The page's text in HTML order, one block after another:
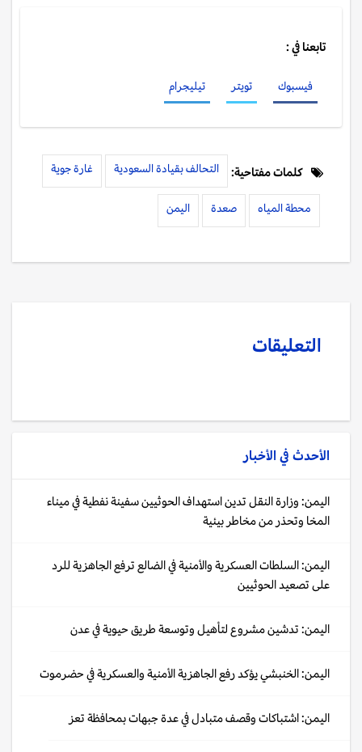
تابعنا في :
فيسبوك تويتر تيليجرام
كلمات مفتاحية: التحالف بقيادة السعودية غارة جوية
محطة المياه صعدة اليمن
التعليقات
الأحدث في الأخبار
اليمن: وزارة النقل تدين استهداف الحوثيين سفينة نفطية في ميناء
المخا وتحذر من مخاطر بيئية
اليمن: السلطات العسكرية والأمنية في الضالع ترفع الجاهزية للرد
على تصعيد الحوثيين
اليمن: تدشين مشروع لتأهيل وتوسعة طريق حيوية في عدن
اليمن: الخنبشي يؤكد رفع الجاهزية الأمنية والعسكرية في حضرموت
اليمن: اشتباكات وقصف متبادل في عدة جبهات بمحافظة تعز